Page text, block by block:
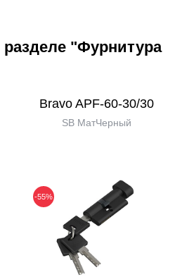
"Фурнитура
Bravo AРF-60-30/30
SB МатЧерный
-55%